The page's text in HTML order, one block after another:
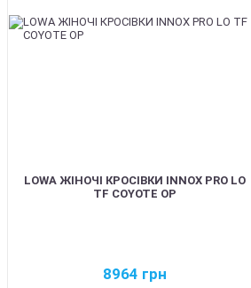
LOWA ЖІНОЧІ КРОСІВКИ INNOX PRO LO
TF COYOTE OP
8964 грн